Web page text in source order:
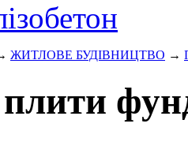
ЖИТЛОВЕ БУДIВНИЦТВО →